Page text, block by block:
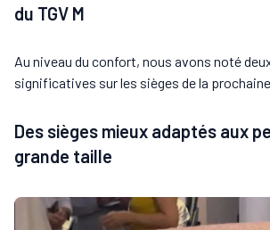
du TGV M
Au niveau du confort, nous avons noté
significatives sur les sièges de la prochaine
Des sièges mieux adaptés aux
grande taille